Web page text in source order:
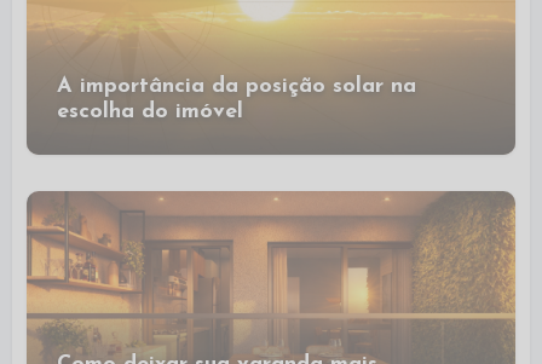
A importância da posição solar na
escolha do imóvel